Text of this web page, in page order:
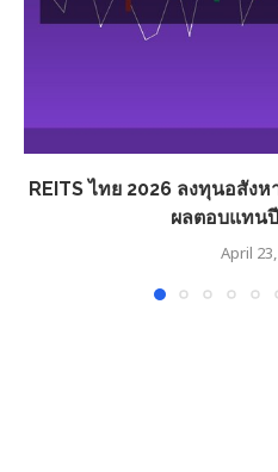
REITS ไทย 2026 ลงทุนอสัง
ผลตอบแทน
April